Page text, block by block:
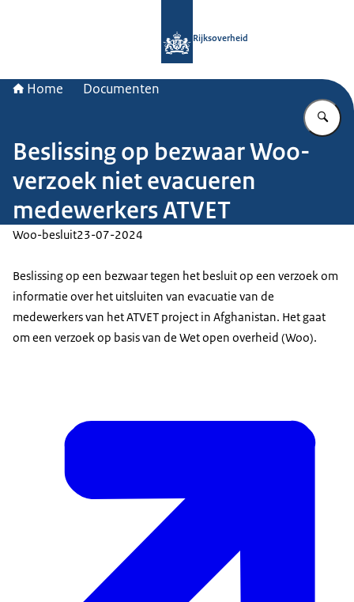
Rijksoverheid
Home Documenten
Beslissing op bezwaar Woo-
verzoek niet evacueren
medewerkers ATVET
Woo-besluit23-07-2024
Beslissing op een bezwaar tegen het besluit op een verzoek om
informatie over het uitsluiten van evacuatie van de
medewerkers van het ATVET project in Afghanistan. Het gaat
om een verzoek op basis van de Wet open overheid (Woo).